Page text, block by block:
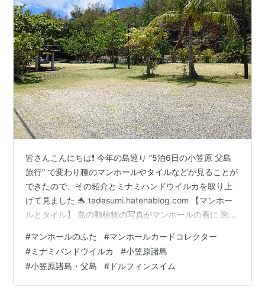
皆さんこんにちは❗ 今年の島巡り ”5泊6日の小笠原 父島
旅行” で変わり種のマンホールやタイルなどが見ることが
できたので、その紹介とミナミハンドウイルカを取り上
げて見ました 🐬 tadasumi.hatenablog.com 【マンホー
ルとタイル】 島の動植物の写真がマンホールの蓋に 🌺
モンマンホールの蓋 😱【ミナミバンドウイルカについ
て】 ❋ ミナミハンドウイルカについて インド洋と西太平
洋の温帯から熱帯域の沿岸部に生息するマイルカ科の鯨
類。 日本では奄美大島、鹿児島湾、天草、御蔵島、小笠
#マンホールのふた #マンホールカードコレクター
#ミナミバンドウイルカ #小笠原諸島
#小笠原諸島・父島 # ドルフィンスイム